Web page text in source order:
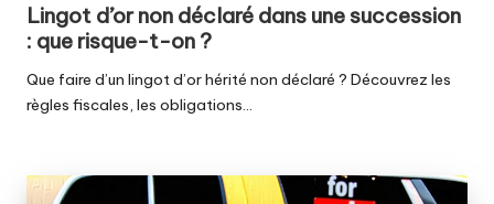
Lingot d’or non déclaré dans une succession
: que risque-t-on ?
Que faire d’un lingot d’or hérité non déclaré ? Découvrez les
règles fiscales, les obligations…